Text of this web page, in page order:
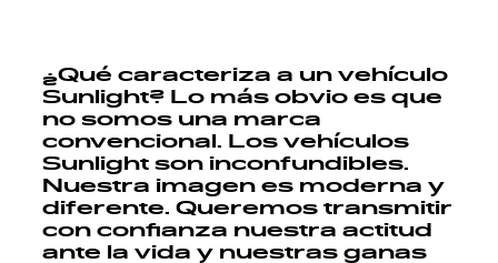
¿Qué caracteriza a un vehículo
Sunlight? Lo más obvio es que
no somos una marca
convencional. Los vehículos
Sunlight son inconfundibles.
Nuestra imagen es moderna y
diferente. Queremos transmitir
con confianza nuestra actitud
ante la vida y nuestras ganas